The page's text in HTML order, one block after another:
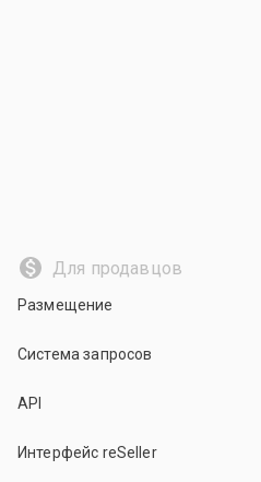
Для продавцов
Размещение
Система запросов
API
Интерфейс reSeller